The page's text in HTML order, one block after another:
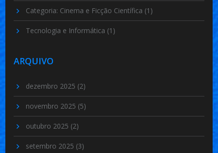
Categoria: Cinema e Ficção Científica (1)
Tecnologia e Informática (1)
ARQUIVO
dezembro 2025 (2)
novembro 2025 (5)
outubro 2025 (2)
setembro 2025 (3)